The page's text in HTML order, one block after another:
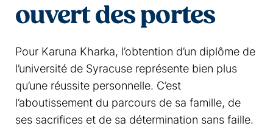
ouvert des portes
Pour Karuna Kharka, l’obtention d’un diplôme de
l’université de Syracuse représente bien plus
qu’une réussite personnelle. C’est
l’aboutissement du parcours de sa famille, de
ses sacrifices et de sa détermination sans faille.